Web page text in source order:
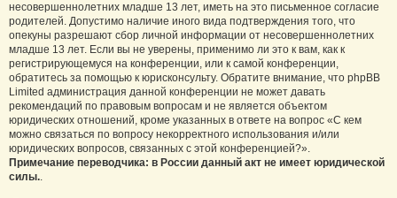
несовершеннолетних младше 13 лет, иметь на это письменное согласие
родителей. Допустимо наличие иного вида подтверждения того, что
опекуны разрешают сбор личной информации от несовершеннолетних
младше 13 лет. Если вы не уверены, применимо ли это к вам, как к
регистрирующемуся на конференции, или к самой конференции,
обратитесь за помощью к юрисконсульту. Обратите внимание, что phpBB
Limited администрация данной конференции не может давать
рекомендаций по правовым вопросам и не является объектом
юридических отношений, кроме указанных в ответе на вопрос «С кем
можно связаться по вопросу некорректного использования и/или
юридических вопросов, связанных с этой конференцией?».
Примечание переводчика: в России данный акт не имеет юридической
силы..